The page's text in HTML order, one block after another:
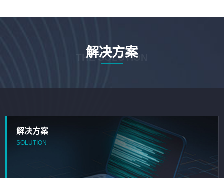
解决方案
THE SOLUTION
解决方案
SOLUTION